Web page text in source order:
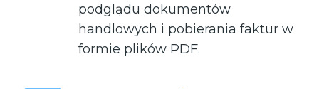
podglądu dokumentów
handlowych i pobierania faktur w
formie plików PDF.